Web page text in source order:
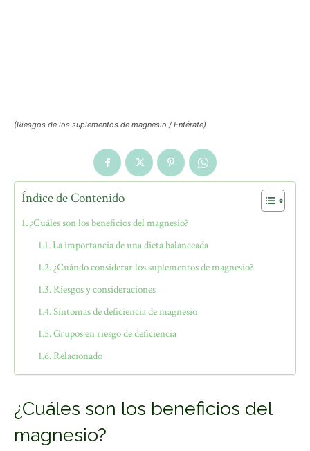
(Riesgos de los suplementos de magnesio / Entérate)
Índice de Contenido
¿Cuáles son los beneficios del magnesio?
La importancia de una dieta balanceada
¿Cuándo considerar los suplementos de magnesio?
Riesgos y consideraciones
Síntomas de deficiencia de magnesio
Grupos en riesgo de deficiencia
Relacionado
¿Cuáles son los beneficios del
magnesio?